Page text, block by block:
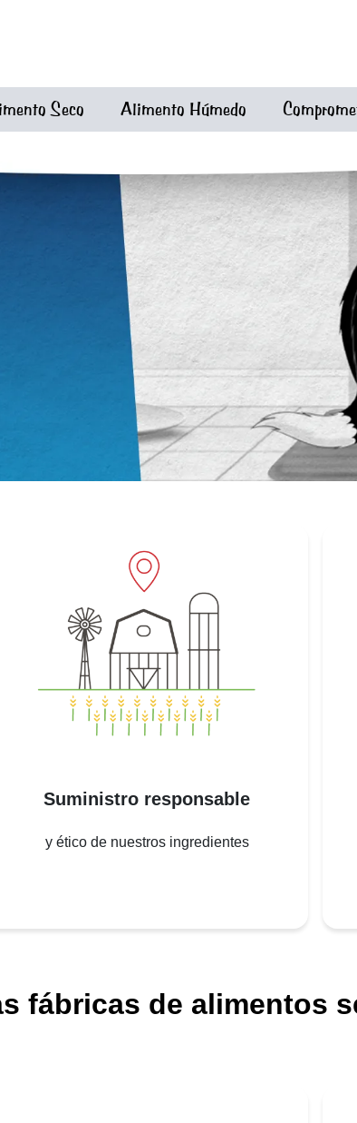
Seco Alimento Húmedo
Suministro responsable
y ético de nuestros ingredientes
fábricas de alimentos